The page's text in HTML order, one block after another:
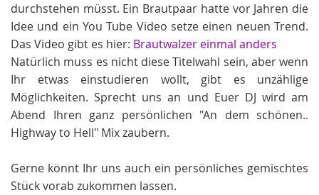
durchstehen müsst. Ein Brautpaar hatte vor Jahren die
Idee und ein You Tube Video setze einen neuen Trend.
Das Video gibt es hier: Brautwalzer einmal anders
Natürlich muss es nicht diese Titelwahl sein, aber wenn
Ihr etwas einstudieren wollt, gibt es unzählige
Möglichkeiten. Sprecht uns an und Euer DJ wird am
Abend Ihren ganz persönlichen "An dem schönen..
Highway to Hell" Mix zaubern.
Gerne könnt Ihr uns auch ein persönliches gemischtes
Stück vorab zukommen lassen.